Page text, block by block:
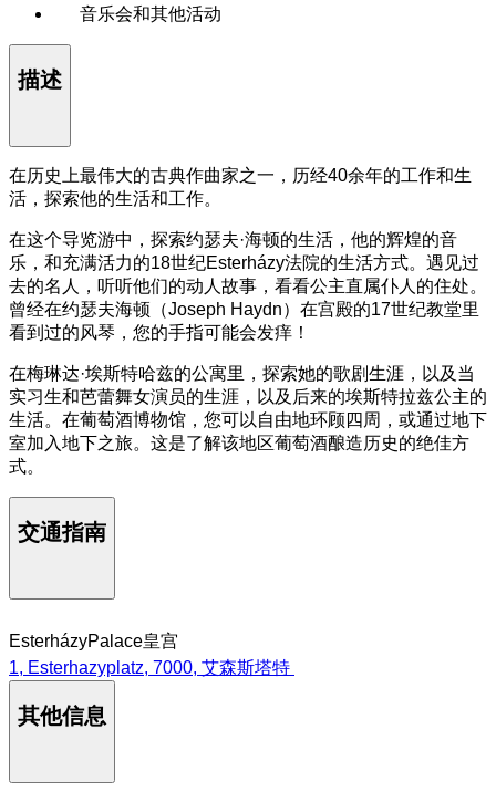
音乐会和其他活动
描述
在历史上最伟大的古典作曲家之一，历经40余年的工作和生
活，探索他的生活和工作。
在这个导览游中，探索约瑟夫·海顿的生活，他的辉煌的音
乐，和充满活力的18世纪Esterházy法院的生活方式。遇见过
去的名人，听听他们的动人故事，看看公主直属仆人的住处。
曾经在约瑟夫海顿（Joseph Haydn）在宫殿的17世纪教堂里
看到过的风琴，您的手指可能会发痒！
在梅琳达·埃斯特哈兹的公寓里，探索她的歌剧生涯，以及当
实习生和芭蕾舞女演员的生涯，以及后来的埃斯特拉兹公主的
生活。在葡萄酒博物馆，您可以自由地环顾四周，或通过地下
室加入地下之旅。这是了解该地区葡萄酒酿造历史的绝佳方
式。
交通指南
EsterházyPalace皇宫
1, Esterhazyplatz, 7000, 艾森斯塔特
其他信息